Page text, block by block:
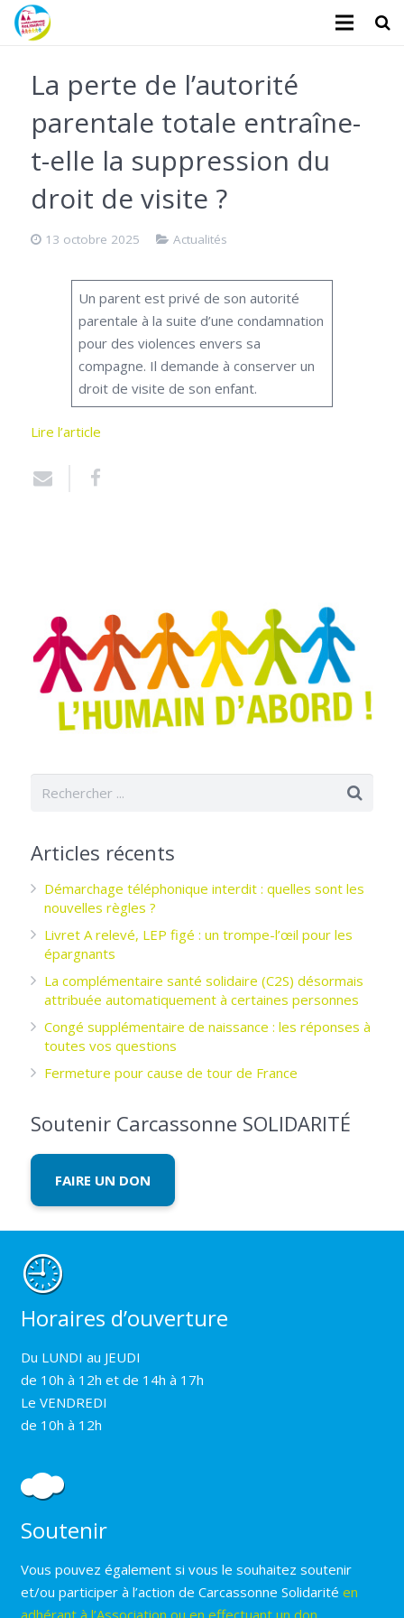
Administratifs
Logements
Santé
Faire un don
La perte de l’autorité
parentale totale entraîne-
t-elle la suppression du
droit de visite ?
13 octobre 2025 Actualités
Un parent est privé de son autorité
parentale à la suite d’une condamnation
pour des violences envers sa
compagne. Il demande à conserver un
droit de visite de son enfant.
Lire l’article
Articles récents
Démarchage téléphonique interdit : quelles sont les
nouvelles règles ?
Livret A relevé, LEP figé : un trompe-l’œil pour les
épargnants ­
La complémentaire santé solidaire (C2S) désormais
attribuée automatiquement à certaines personnes
Congé supplémentaire de naissance : les réponses à
toutes vos questions
Fermeture pour cause de tour de France
Soutenir Carcassonne SOLIDARITÉ
FAIRE UN DON
Horaires d’ouverture
Du LUNDI au JEUDI
de 10h à 12h et de 14h à 17h
Le VENDREDI
de 10h à 12h
Soutenir
Vous pouvez également si vous le souhaitez soutenir
et/ou participer à l’action de Carcassonne Solidarité en
adhérant à l’Association ou en effectuant un don.